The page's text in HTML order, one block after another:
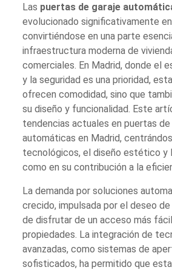
Las puertas de garaje
evolucionado significativamente
convirtiéndose en una parte
infraestructura moderna de
comerciales. En Madrid, donde el
y la seguridad es una prioridad,
ofrecen comodidad, sino que
su diseño y funcionalidad. Este
tendencias actuales en puertas de
automáticas en Madrid,
tecnológicos, el diseño estético y
como en su contribución a la
La demanda por soluciones
crecido, impulsada por el deseo
de disfrutar de un acceso más
propiedades. La integración de
avanzadas, como sistemas de
sofisticados, ha permitido que